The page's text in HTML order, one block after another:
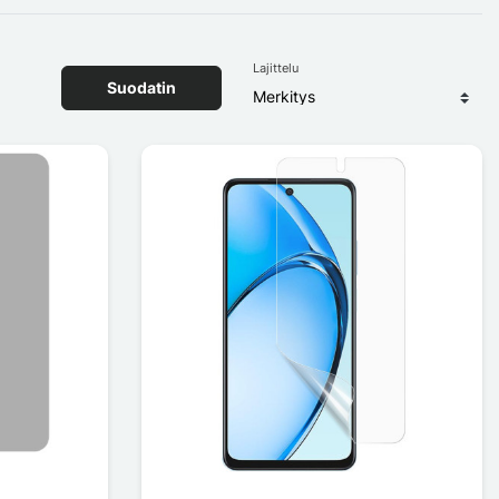
Suodatin
Lajittelu